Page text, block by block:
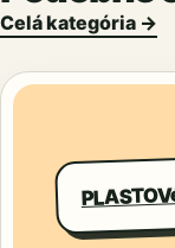
Celá kategória →